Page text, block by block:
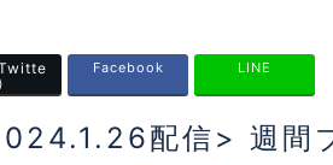
Twitte
Facebook LINE
配信> 週間